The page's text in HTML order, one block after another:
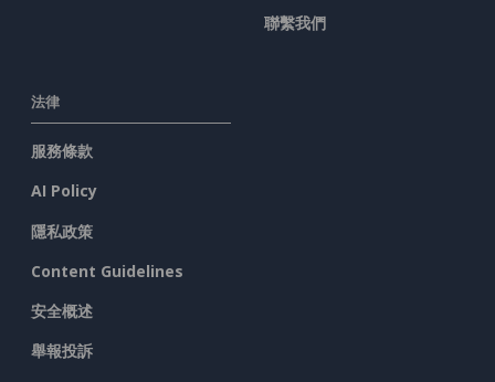
聯繫我們
法律
服務條款
AI Policy
隱私政策
Content Guidelines
安全概述
舉報投訴